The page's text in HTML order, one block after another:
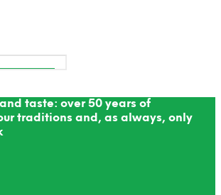
taste: over 50 years of
traditions and, as always, only